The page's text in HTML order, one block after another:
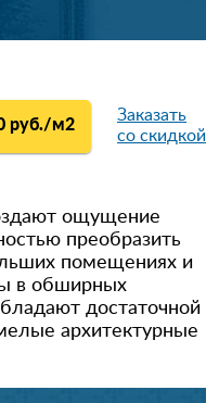
руб./м2
Заказать
со скидкой
ощущение
преобразить
помещениях и
в обширных
достаточной
архитектурные